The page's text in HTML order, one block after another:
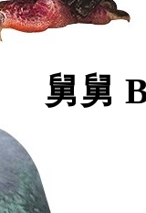
舅舅